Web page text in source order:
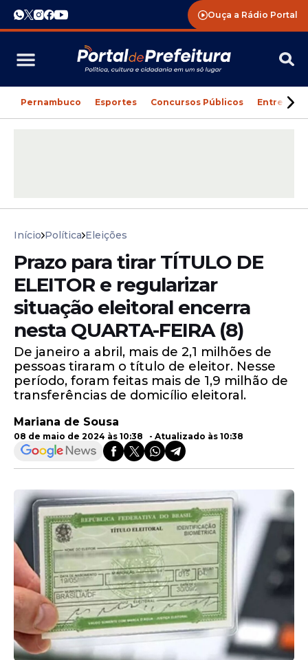
Ouça a Rádio Portal
Pernambuco Esportes Concursos Públicos
Início Política Eleições
Prazo para tirar TÍTULO DE
ELEITOR e regularizar
situação eleitoral encerra
nesta QUARTA-FEIRA (8)
De janeiro a abril, mais de 2,1 milhões de
pessoas tiraram o título de eleitor. Nesse
período, foram feitas mais de 1,9 milhão de
transferências de domicílio eleitoral.
Mariana de Sousa
08 de maio de 2024 às 10:38 - Atualizado às 10:38